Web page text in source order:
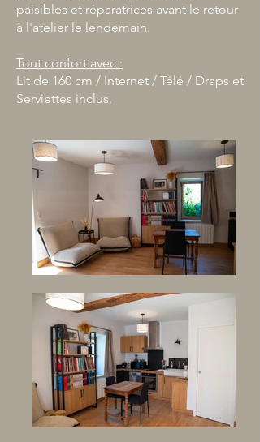
paisibles et réparatrices avant le retour
à l'atelier le lendemain.
Tout confort avec :
Lit de 160 cm / Internet / Télé / Draps et
Serviettes inclus.